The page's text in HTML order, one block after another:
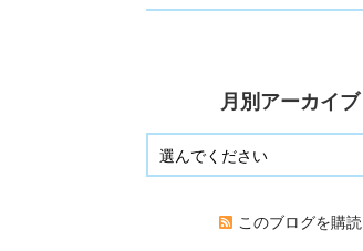
月別アーカイブ
このブログを購読